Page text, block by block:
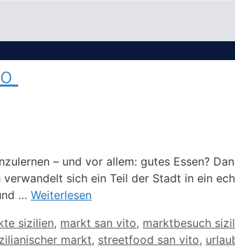
– und vor allem: gutes Essen?
sich ein Teil der Stadt in ein
… Weiterlesen
sizilien, markt san vito, marktbesuch
markt, streetfood san vito,